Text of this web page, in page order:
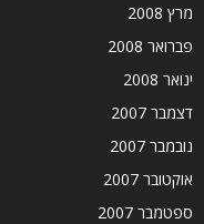
מרץ 2008
פברואר 2008
ינואר 2008
דצמבר 2007
נובמבר 2007
אוקטובר 2007
ספטמבר 2007